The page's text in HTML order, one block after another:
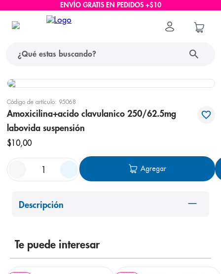
ENVÍO GRATIS EN PEDIDOS +$10
Código de artículo: 95068
Amoxicilina+acido clavulanico 250/62.5mg
labovida suspensión
$10,00
Agregar
Descripción
Te puede interesar
términos más buscados
1. protector solar
2. pañales
3.
5. nivea
9 panolini
10.prueba embarazo